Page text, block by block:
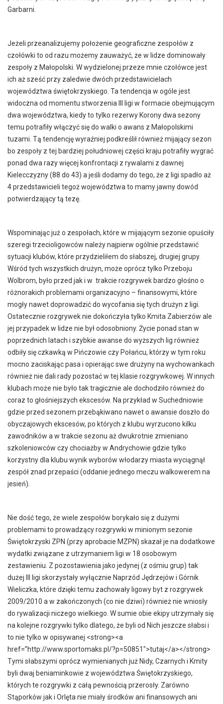
Garbarni.
Jeżeli przeanalizujemy położenie geograficzne zespołów z
czołówki to od razu możemy zauważyć, że w lidze dominowały
zespoły z Małopolski. W wydzielonej przeze mnie czołówce jest
ich aż sześć przy zaledwie dwóch przedstawicielach
województwa świętokrzyskiego. Ta tendencja w ogóle jest
widoczna od momentu stworzenia III ligi w formacie obejmującym
dwa województwa, kiedy to tylko rezerwy Korony dwa sezony
temu potrafiły włączyć się do walki o awans z Małopolskimi
tuzami. Tą tendencję wyraźniej podkreślił również mijający sezon
bo zespoły z tej bardziej południowej części kraju potrafiły wygrać
ponad dwa razy więcej konfrontacji z rywalami z dawnej
Kielecczyzny (88 do 43) a jeśli dodamy do tego, że z ligi spadło aż
4 przedstawicieli tegoż województwa to mamy jawny dowód
potwierdzający tą tezę.
Wspominając już o zespołach, które w mijającym sezonie opuściły
szeregi trzecioligowców należy najpierw ogólnie przedstawić
sytuacji klubów, które przydzieliłem do słabszej, drugiej grupy.
Wśród tych wszystkich drużyn, może oprócz tylko Przeboju
Wolbrom, było przed jak i w trakcie rozgrywek bardzo głośno o
różnorakich problemami organizacyjno – finansowymi, które
mogły nawet doprowadzić do wycofania się tych drużyn z ligi.
Ostatecznie rozgrywek nie dokończyła tylko Kmita Zabierzów ale
jej przypadek w lidze nie był odosobniony. Życie ponad stan w
poprzednich latach i szybkie awanse do wyższych lig również
odbiły się czkawką w Pińczowie czy Połańcu, którzy w tym roku
mocno zaciskając pasa i opierając swe drużyny na wychowankach
również nie dali rady pozostać w tej klasie rozgrywkowej. W innych
klubach może nie było tak tragicznie ale dochodziło również do
coraz to głośniejszych ekscesów. Na przykład w Suchedniowie
gdzie przed sezonem przebąkiwano nawet o awansie doszło do
obyczajowych ekscesów, po których z klubu wyrzucono kilku
zawodników a w trakcie sezonu aż dwukrotnie zmieniano
szkoleniowców czy chociażby w Andrychowie gdzie tylko
korzystny dla klubu wynik wyborów włodarzy miasta wyciągnął
zespół znad przepaści (oddanie jednego meczu walkowerem na
jesień).
Nie dość tego, że wiele zespołów borykało się z dużymi
problemami to prowadzący rozgrywki w minionym sezonie
Świętokrzyski ZPN (przy aprobacie MZPN) skazał je na dodatkowe
wydatki związane z utrzymaniem ligi w 18 osobowym
zestawieniu. Z pozostawienia jako jedynej (z ośmiu grup) tak
dużej III ligi skorzystały wyłącznie Naprzód Jędrzejów i Górnik
Wieliczka, które dzięki temu zachowały ligowy byt z rozgrywek
2009/2010 a w zakończonych (co nie dziwi) również nie wniosły
do rywalizacji niczego wielkiego. W sumie obie ekipy utrzymały się
na kolejne rozgrywki tylko dlatego, że byli od Nich jeszcze słabsi i
to nie tylko w opisywanej <strong><a
href=”http://www.sportomaks.pl/?p=50851″>tutaj</a></strong>
Tymi słabszymi oprócz wymienianych już Nidy, Czarnych i Kmity
byli dwaj beniaminkowie z województwa Świętokrzyskiego,
których te rozgrywki z całą pewnością przerosły. Zarówno
Stąporków jak i Orlęta nie miały środków ani finansowych ani